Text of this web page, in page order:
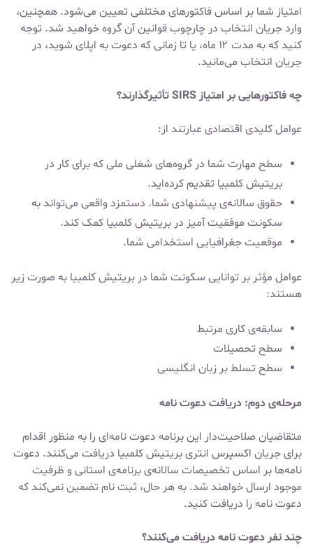
امتیاز شما بر اساس فاکتورهای مختلفی تعیین می‌شود. همچنین،
وارد جریان انتخاب در چارچوب قوانین آن گروه خواهید شد. توجه
کنید که به مدت ۱۲ ماه، یا تا زمانی که دعوت به اپلای شوید، در
جریان انتخاب می‌مانید.
چه فاکتورهایی بر امتیازSIRSتأثیرگذارند؟
عوامل کلیدی اقتصادی عبارتند از:
سطح مهارت شما در گروه‌های شغلی ملی که برای کار در
بریتیش کلمبیا تقدیم کرده‌اید.
حقوق سالانه‌ی پیشنهادی شما. دستمزد واقعی می‌تواند به
سکونت موفقیت آمیز در بریتیش کلمبیا کمک کند.
موقعیت جغرافیایی استخدامی شما.
عوامل مؤثر بر توانایی سکونت شما در بریتیش کلمبیا به صورت زیر
هستند:
سابقه‌ی کاری مرتبط
سطح تحصیلات
سطح تسلط بر زبان انگلیسی
مرحله‌ی دوم: دریافت دعوت نامه
متقاضیان صلاحیت‌دار این برنامه دعوت نامه‌ای را به منظور اقدام
برای جریان اکسپرس انتری بریتیش کلمبیا دریافت می‌کنند. دعوت
نامه‌ها بر اساس تخصیصات سالانه‌ی برنامه‌ی استانی و ظرفیت
موجود ارسال خواهند شد. به هر حال، ثبت نام تضمین نمی‌کند که
دعوت نامه را دریافت کنید.
چند نفر دعوت نامه دریافت می‌کنند؟